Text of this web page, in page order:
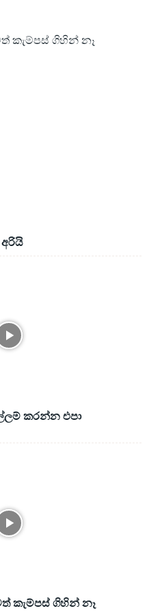
කරන්න එපා
කැම්පස් ගිහින් නෑ
කැම්පස් ගිහින් නෑ